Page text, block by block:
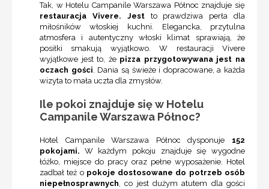
Tak, w Hotelu Campanile Warszawa Północ znajduje się
restauracja Vivere. Jest to prawdziwa perła dla
miłośników włoskiej kuchni. Elegancka, przytulna
atmosfera i autentyczny włoski klimat sprawiają, że
posiłki smakują wyjątkowo. W restauracji Vivere
wyjątkowe jest to, żepizza przygotowywana jest na
oczach gości. Dania są świeże i dopracowane, a każda
wizyta to mała uczta dla zmysłów.
Ile pokoi znajduje się w Hotelu
Campanile Warszawa Północ?
Hotel Campanile Warszawa Północ dysponuje 152
pokojami. W każdym pokoju znajduje się wygodne
łóżko, miejsce do pracy oraz pełne wyposażenie. Hotel
zadbał też o pokoje dostosowane do potrzeb osób
niepełnosprawnych, co jest dużym atutem dla gości